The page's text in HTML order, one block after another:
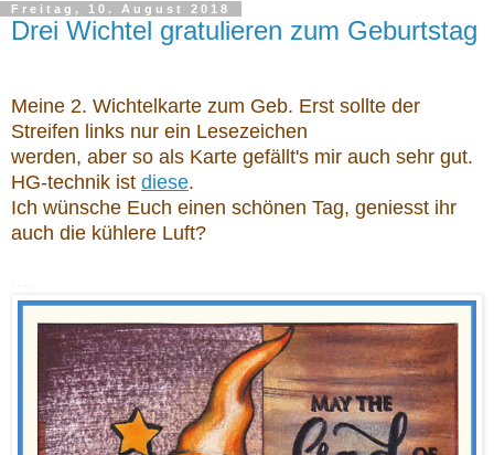
Freitag, 10. August 2018
Drei Wichtel gratulieren zum Geburtstag
Meine 2. Wichtelkarte zum Geb. Erst sollte der
Streifen links nur ein Lesezeichen
werden, aber so als Karte gefällt's mir auch sehr gut.
HG-technik ist diese.
Ich wünsche Euch einen schönen Tag, geniesst ihr
auch die kühlere Luft?
....